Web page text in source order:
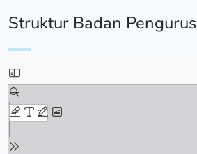
Struktur Badan Pengurus